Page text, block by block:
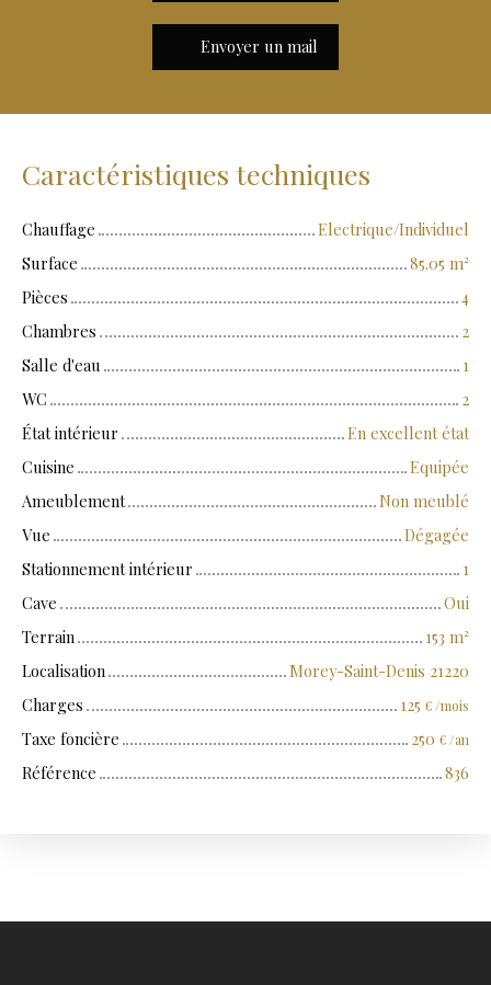
Envoyer un mail
Caractéristiques techniques
Chauffage
Electrique/Individuel
Surface
85.05 m²
Pièces
4
Chambres
2
Salle d'eau
1
WC
2
État intérieur
En excellent état
Cuisine
Equipée
Ameublement
Non meublé
Vue
Dégagée
Stationnement intérieur
1
Cave
Oui
Terrain
153 m²
Localisation
Morey-Saint-Denis 21220
Charges
125 € /mois
Taxe foncière 250 € /an
Référence 836